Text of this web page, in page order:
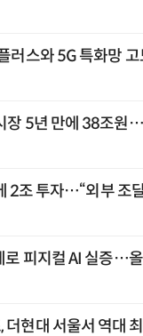
러스와 5G 특화망
장 5년 만에 38조원
2조 투자…“외부 조
로 피지컬 AI 실증…
더현대 서울서 역대